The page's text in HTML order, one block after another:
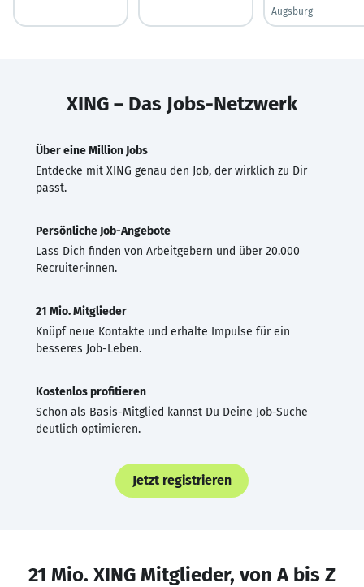
Augsburg
XING – Das Jobs-Netzwerk
Über eine Million Jobs
Entdecke mit XING genau den Job, der wirklich zu Dir
passt.
Persönliche Job-Angebote
Lass Dich finden von Arbeitgebern und über 20.000
Recruiter·innen.
21 Mio. Mitglieder
Knüpf neue Kontakte und erhalte Impulse für ein
besseres Job-Leben.
Kostenlos profitieren
Schon als Basis-Mitglied kannst Du Deine Job-Suche
deutlich optimieren.
Jetzt registrieren
21 Mio. XING Mitglieder, von A bis Z